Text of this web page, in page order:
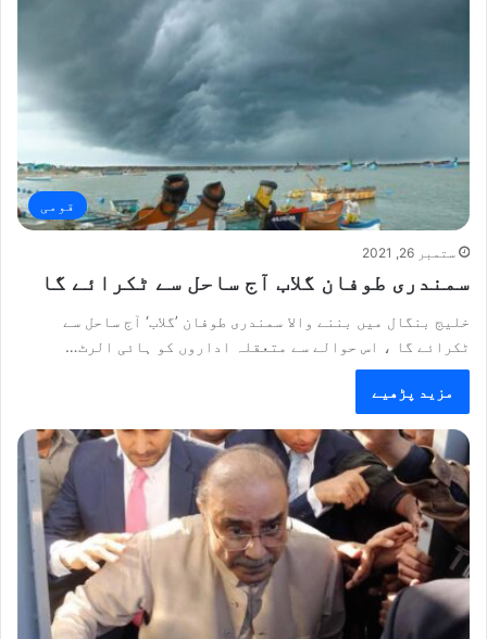
قومی
ستمبر 26, 2021
سمندری طوفان گلاب آج ساحل سے ٹکرائے گا
خلیج بنگال میں بننے والا سمندری طوفان ’گلاب‘ آج ساحل سے
ٹکرائے گا ، اس حوالے سے متعقلہ اداروں کو ہائی الرٹ…
مزید پڑھیے